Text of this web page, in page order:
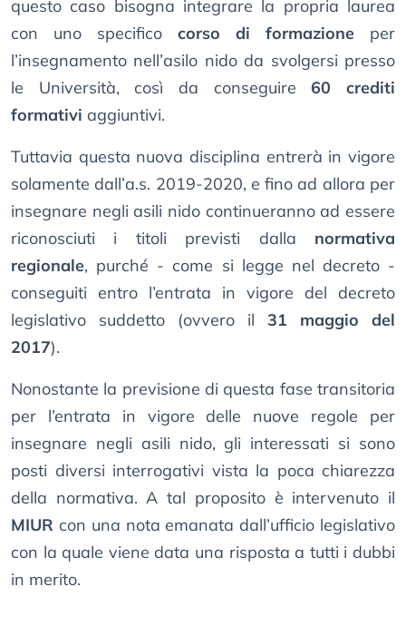
questo caso bisogna integrare la propria laurea
con uno specifico corso di formazione per
l’insegnamento nell’asilo nido da svolgersi presso
le Università, così da conseguire60 crediti
formativi aggiuntivi.
Tuttavia questa nuova disciplina entrerà in vigore
solamente dall’a.s. 2019-2020, e fino ad allora per
insegnare negli asili nido continueranno ad essere
riconosciuti i titoli previsti dalla normativa
regionale, purché - come si legge nel decreto -
conseguiti entro l’entrata in vigore del decreto
legislativo suddetto (ovvero il 31 maggio del
2017).
Nonostante la previsione di questa fase transitoria
per l’entrata in vigore delle nuove regole per
insegnare negli asili nido, gli interessati si sono
posti diversi interrogativi vista la poca chiarezza
della normativa. A tal proposito è intervenuto il
MIUR con una nota emanata dall’ufficio legislativo
con la quale viene data una risposta a tutti i dubbi
in merito.